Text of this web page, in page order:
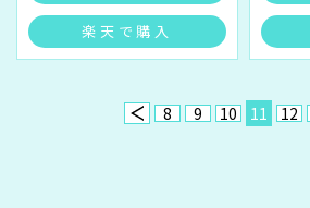
楽天で購入
8 9 10 11 12